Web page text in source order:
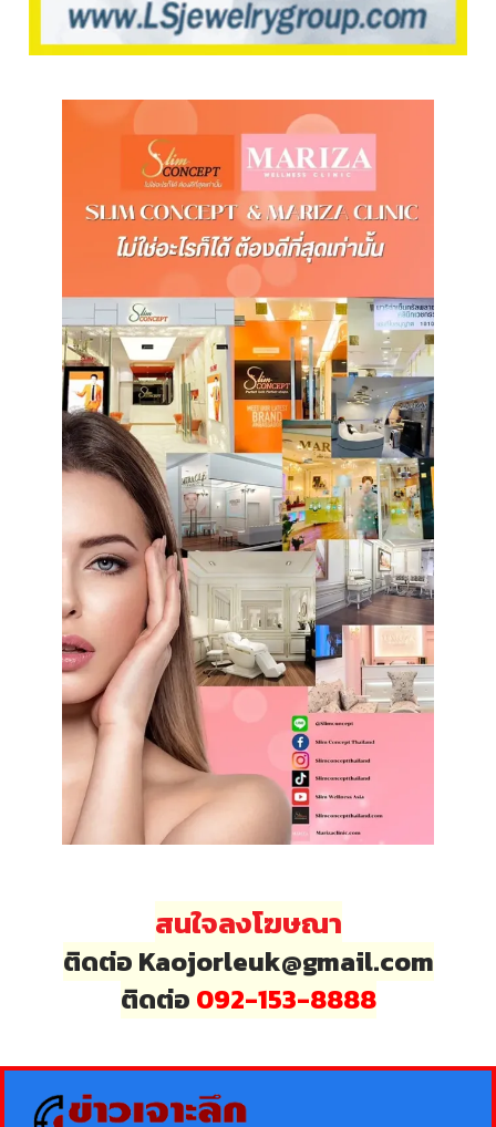
สนใจลงโฆษณา
ติดต่อ Kaojorleuk@gmail.com
ติดต่อ 092-153-8888